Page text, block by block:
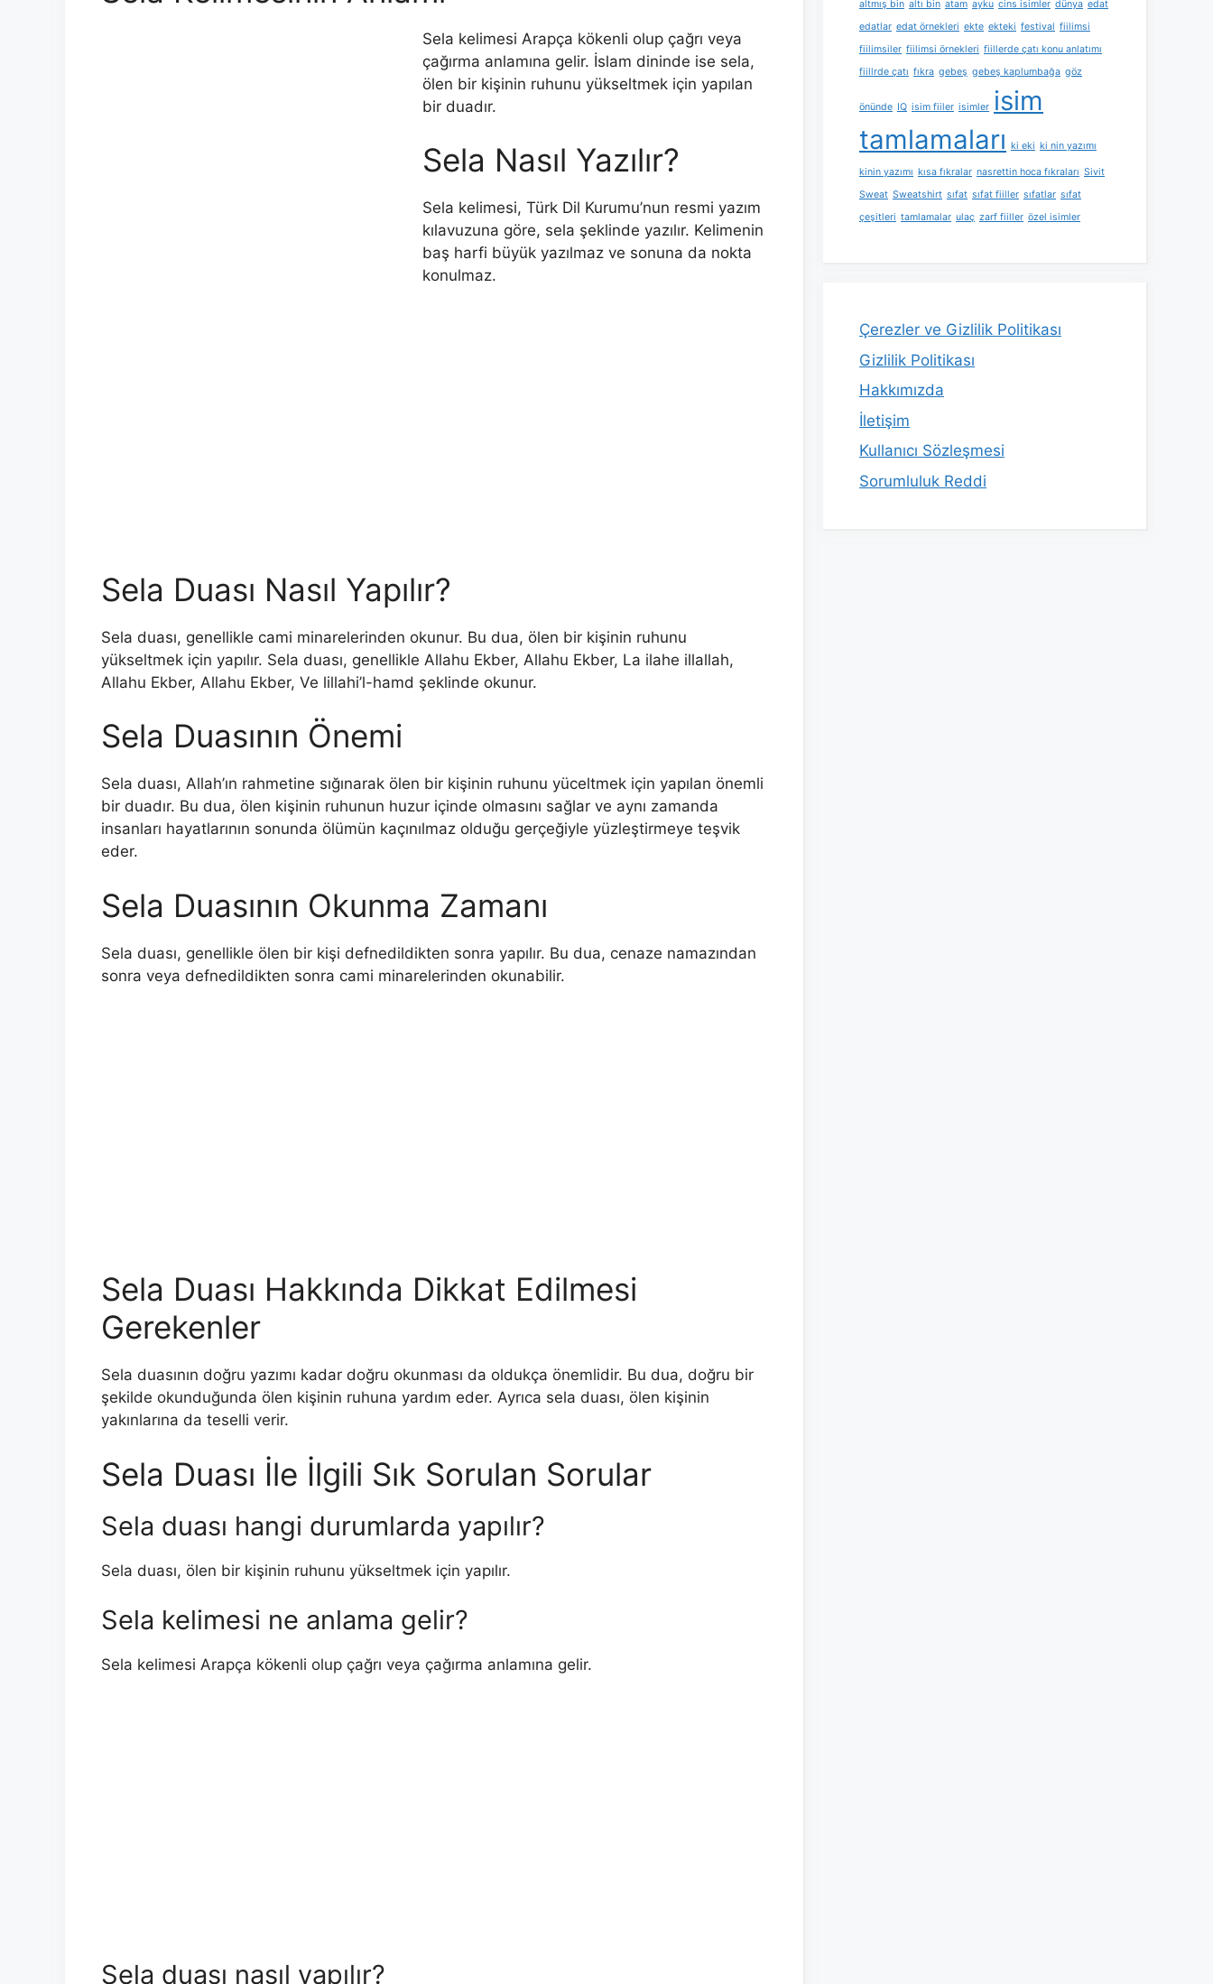
Sela kelimesi Arapça kökenli olup çağrı veya
çağırma anlamına gelir. İslam dininde ise sela,
ölen bir kişinin ruhunu yükseltmek için yapılan
bir duadır.
Sela Nasıl Yazılır?
Sela kelimesi, Türk Dil Kurumu’nun resmi yazım
kılavuzuna göre, sela şeklinde yazılır. Kelimenin
baş harfi büyük yazılmaz ve sonuna da nokta
konulmaz.
Sela Duası Nasıl Yapılır?
Sela duası, genellikle cami minarelerinden okunur. Bu dua, ölen bir kişinin ruhunu
yükseltmek için yapılır. Sela duası, genellikle Allahu Ekber, Allahu Ekber, La ilahe illallah,
Allahu Ekber, Allahu Ekber, Ve lillahi’l-hamd şeklinde okunur.
Sela Duasının Önemi
Sela duası, Allah’ın rahmetine sığınarak ölen bir kişinin ruhunu yüceltmek için yapılan önemli
bir duadır. Bu dua, ölen kişinin ruhunun huzur içinde olmasını sağlar ve aynı zamanda
insanları hayatlarının sonunda ölümün kaçınılmaz olduğu gerçeğiyle yüzleştirmeye teşvik
eder.
Sela Duasının Okunma Zamanı
Sela duası, genellikle ölen bir kişi defnedildikten sonra yapılır. Bu dua, cenaze namazından
sonra veya defnedildikten sonra cami minarelerinden okunabilir.
Sela Duası Hakkında Dikkat Edilmesi
Gerekenler
Sela duasının doğru yazımı kadar doğru okunması da oldukça önemlidir. Bu dua, doğru bir
şekilde okunduğunda ölen kişinin ruhuna yardım eder. Ayrıca sela duası, ölen kişinin
yakınlarına da teselli verir.
Sela Duası İle İlgili Sık Sorulan Sorular
Sela duası hangi durumlarda yapılır?
Sela duası, ölen bir kişinin ruhunu yükseltmek için yapılır.
Sela kelimesi ne anlama gelir?
Sela kelimesi Arapça kökenli olup çağrı veya çağırma anlamına gelir.
Sela duası nasıl yapılır?
altmış bin altı bin atam ayku cins isimler dünya edat
edatlar edat örnekleri ekte ekteki festival fiilimsi
fiilimsiler fiilimsi örnekleri fiillerde çatı konu anlatımı
fiillrde çatı fıkra gebeş gebeş kaplumbağa göz
önünde IQ isim fiiler isimler isim
tamlamaları ki eki ki nin yazımı
kinin yazımı kısa fıkralar nasrettin hoca fıkraları Sivit
Sweat Sweatshirt sıfat sıfat fiiller sıfatlar sıfat
çeşitleri tamlamalar ulaç zarf fiiller özel isimler
Çerezler ve Gizlilik Politikası
Gizlilik Politikası
Hakkımızda
İletişim
Kullanıcı Sözleşmesi
Sorumluluk Reddi